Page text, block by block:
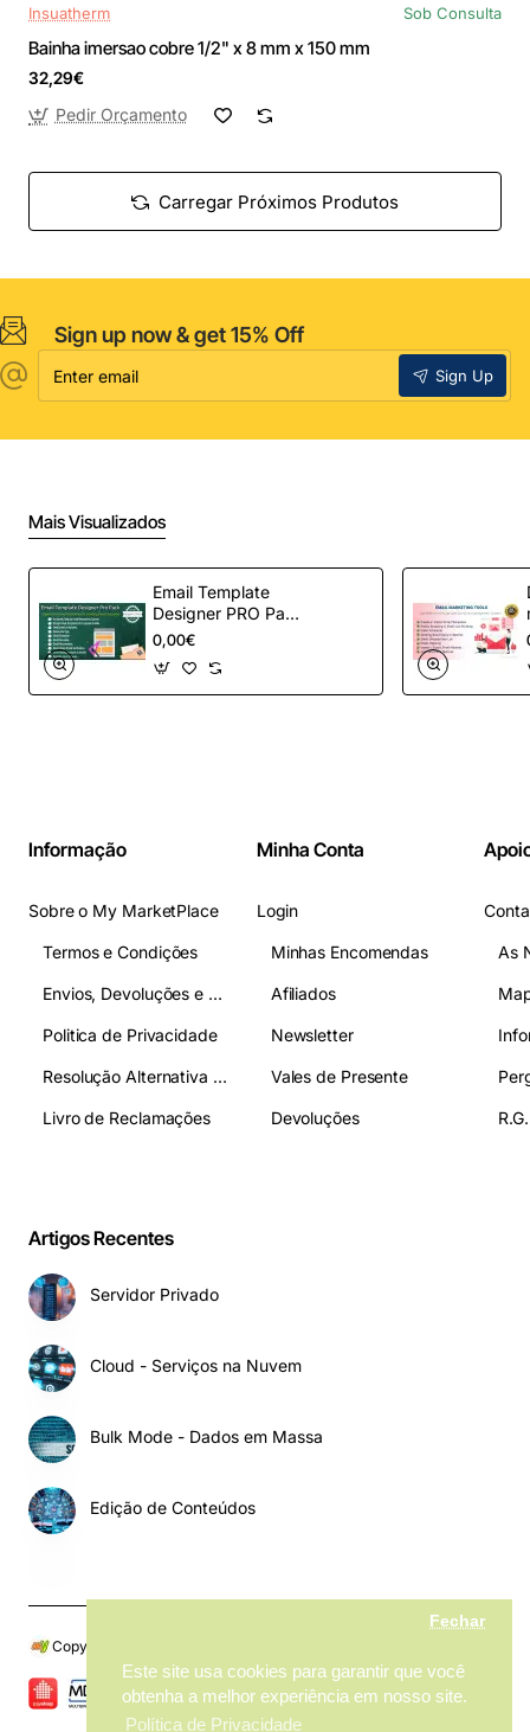
Este site usa cookies para garantir que você
obtenha a melhor experiência em nosso site.
Política de Privacidade
Fechar
Insuatherm Sob Consulta
Bainha imersao cobre 1/2" x 8 mm x 150 mm
32,29€
Pedir Orçamento
Carregar Próximos Produtos
Sign up now & get 15% Off
Enter
email
Sign Up
Mais Visualizados
Email Template
Designer PRO Pack
– Automação de e-
mail definitiva para
OpenCart
0,00€
Informação
Sobre o My MarketPlace
Termos e Condições
Envios, Devoluções e Pagamentos
Politica de Privacidade
Resolução Alternativa de Litígios
Livro de Reclamações
Minha Conta
Login
Minhas Encomendas
Afiliados
Newsletter
Vales de Presente
Devoluções
As
Artigos Recentes
Servidor Privado
Cloud - Serviços na Nuvem
Bulk Mode - Dados em Massa
Edição de Conteúdos
Copyright © 2024, My MarketPlace, Todos os Direitos Reservados